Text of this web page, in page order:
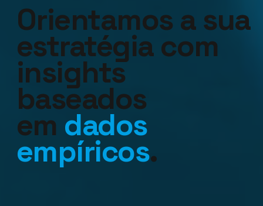
Orientamos a sua
estratégia com
insights
baseados
em dados
empíricos.